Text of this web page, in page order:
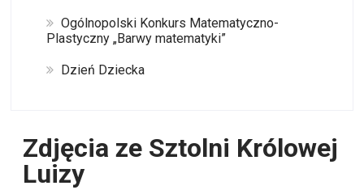
Ogólnopolski Konkurs Matematyczno-
Plastyczny „Barwy matematyki”
Dzień Dziecka
Zdjęcia ze Sztolni Królowej
Luizy